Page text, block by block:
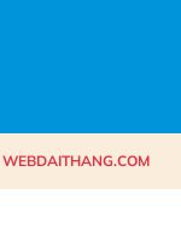
WEBDAITHANG.COM